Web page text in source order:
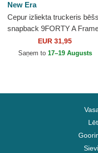
New Era
Cepur izliekta truckeris bēšs
snapback 9FORTY A
Floral no Los Angeles
Dodgers MLB no New Era
EUR 31,95
Saņem to 17–19 Augusts